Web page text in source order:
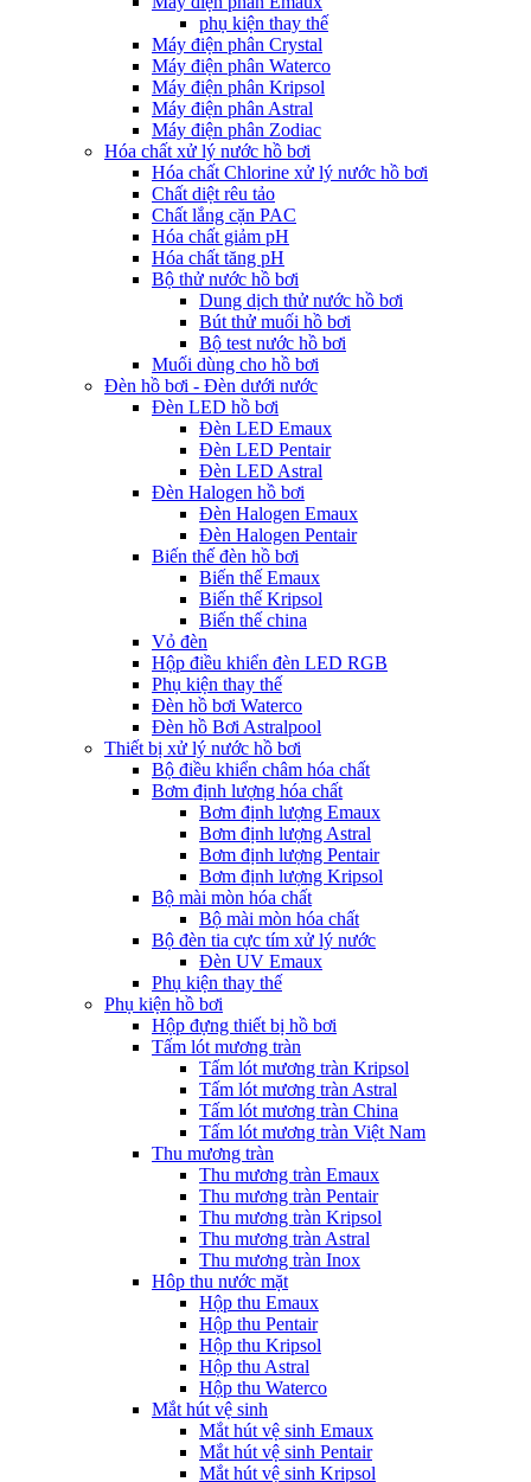
phụ kiện thay thế
Máy điện phân Crystal
Máy điện phân Waterco
Máy điện phân Kripsol
Máy điện phân Astral
Máy điện phân Zodiac
Hóa chất xử lý nước hồ bơi
Hóa chất Chlorine xử lý nước hồ bơi
Chất diệt rêu tảo
Chất lắng cặn PAC
Hóa chất giảm pH
Hóa chất tăng pH
Bộ thử nước hồ bơi
Dung dịch thử nước hồ bơi
Bút thử muối hồ bơi
Bộ test nước hồ bơi
Muối dùng cho hồ bơi
Đèn hồ bơi - Đèn dưới nước
Đèn LED hồ bơi
Đèn LED Emaux
Đèn LED Pentair
Đèn LED Astral
Đèn Halogen hồ bơi
Đèn Halogen Emaux
Đèn Halogen Pentair
Biến thế đèn hồ bơi
Biến thế Emaux
Biến thế Kripsol
Biến thế china
Vỏ đèn
Hộp điều khiển đèn LED RGB
Phụ kiện thay thế
Đèn hồ bơi Waterco
Đèn hồ Bơi Astralpool
Thiết bị xử lý nước hồ bơi
Bộ điều khiển châm hóa chất
Bơm định lượng hóa chất
Bơm định lượng Emaux
Bơm định lượng Astral
Bơm định lượng Pentair
Bơm định lượng Kripsol
Bộ mài mòn hóa chất
Bộ mài mòn hóa chất
Bộ đèn tia cực tím xử lý nước
Đèn UV Emaux
Phụ kiện thay thế
Phụ kiện hồ bơi
Hộp đựng thiết bị hồ bơi
Tấm lót mương tràn
Tấm lót mương tràn Kripsol
Tấm lót mương tràn Astral
Tấm lót mương tràn China
Tấm lót mương tràn Việt Nam
Thu mương tràn
Thu mương tràn Emaux
Thu mương tràn Pentair
Thu mương tràn Kripsol
Thu mương tràn Astral
Thu mương tràn Inox
Hôp thu nước mặt
Hộp thu Emaux
Hộp thu Pentair
Hộp thu Kripsol
Hộp thu Astral
Hộp thu Waterco
Mắt hút vệ sinh
Mắt hút vệ sinh Emaux
Mắt hút vệ sinh Pentair
Mắt hút vệ sinh Kripsol